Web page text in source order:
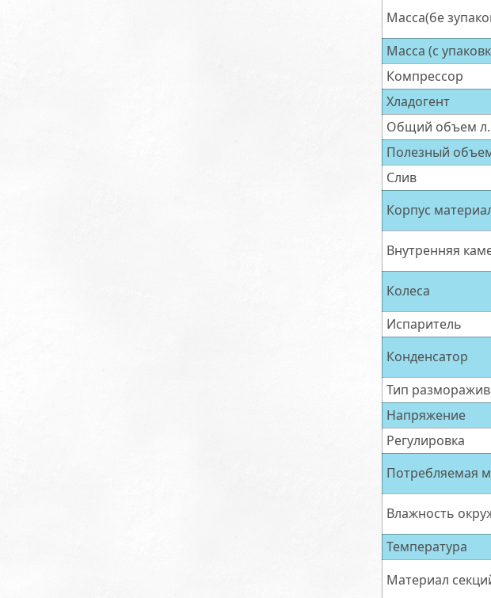
Масса(бе
Масса (с
Компрессор
Хладогент
Общий объем л.
Полезный
Слив
Корпус
Внутренняя
Колеса
Испаритель
Конденсатор
Тип
Напряжение
Регулировка
Потребляемая
Влажность
Температура
Материал